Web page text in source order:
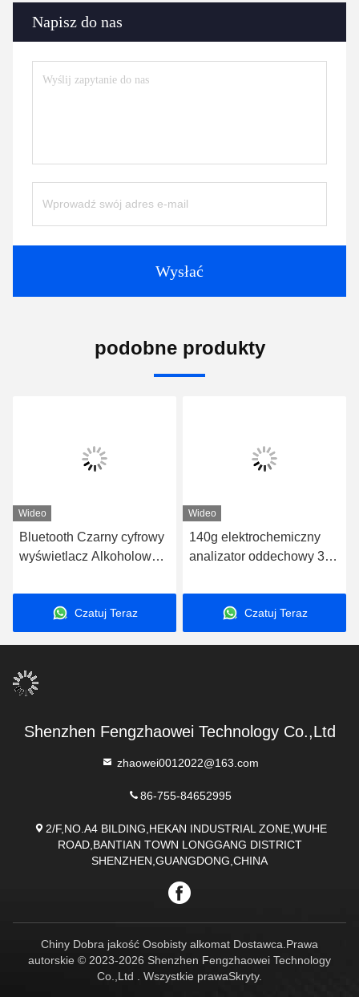
Napisz do nas
Wysłać
podobne produkty
Wideo
Bluetooth Czarny cyfrowy
wyświetlacz Alkoholowy
przedsiębiorstw
Czatuj Teraz
Wideo
140g elektrochemiczny
analizator oddechowy 3w
dla użytku rządowego
Czatuj Teraz
Shenzhen Fengzhaowei Technology Co.,Ltd
zhaowei0012022@163.com
86-755-84652995
2/F,NO.A4 BILDING,HEKAN INDUSTRIAL ZONE,WUHE
ROAD,BANTIAN TOWN LONGGANG DISTRICT
SHENZHEN,GUANGDONG,CHINA
Chiny Dobra jakość Osobisty alkomat Dostawca.Prawa
autorskie © 2023-2026 Shenzhen Fengzhaowei Technology
Co.,Ltd . Wszystkie prawaSkryty.